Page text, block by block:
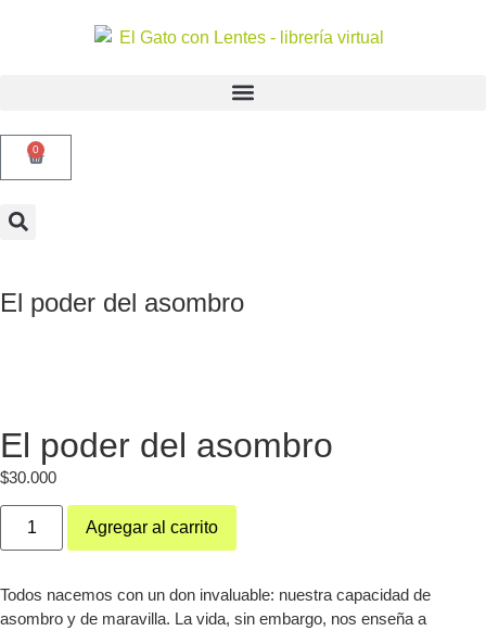
0
El poder del asombro
El poder del asombro
$30.000
Agregar al carrito
Todos nacemos con un don invaluable: nuestra capacidad de
asombro y de maravilla. La vida, sin embargo, nos enseña a